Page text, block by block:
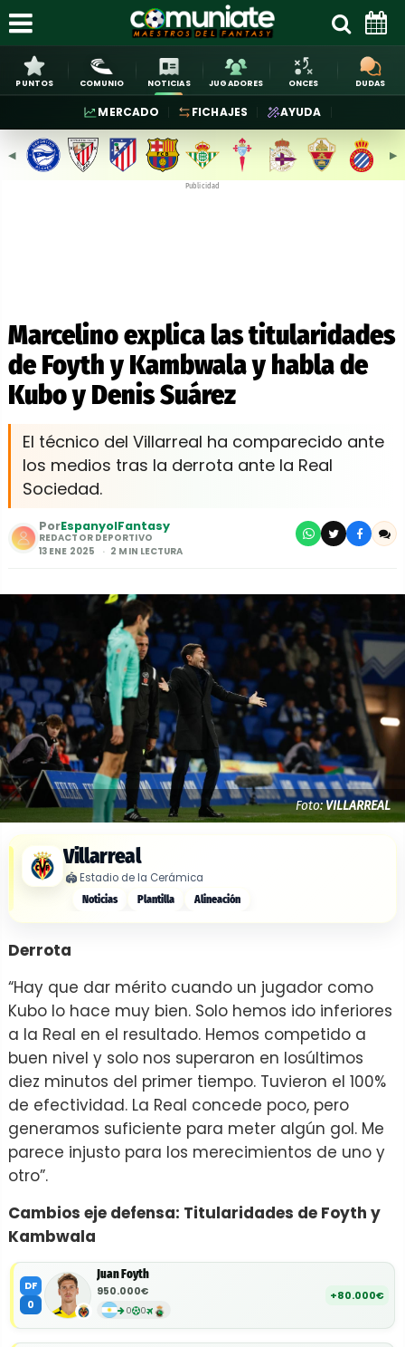
PUNTOS COMUNIO NOTICIAS JUGADORES ONCES DUDAS
MERCADO FICHAJES AYUDA
◀︎ ▶︎
Publicidad
Marcelino explica las titularidades
de Foyth y Kambwala y habla de
Kubo y Denis Suárez
El técnico del Villarreal ha comparecido ante
los medios tras la derrota ante la Real
Sociedad.
PorEspanyolFantasy
REDACTOR DEPORTIVO
13 ENE 2025
2 MIN LECTURA
Foto:VILLARREAL
Villarreal
🏟️Estadio de la Cerámica
Noticias Plantilla Alineación
Derrota
“Hay que dar mérito cuando un jugador como
Kubo lo hace muy bien. Solo hemos ido inferiores
a la Real en el resultado. Hemos competido a
buen nivel y solo nos superaron en losúltimos
diez minutos del primer tiempo. Tuvieron el 100%
de efectividad. La Real concede poco, pero
generamos suficiente para meter algún gol. Me
parece injusto para los merecimientos de uno y
otro”.
Cambios eje defensa: Titularidades de Foyth y
Kambwala
DF
0
Juan Foyth
950.000€
0 0
+80.000€